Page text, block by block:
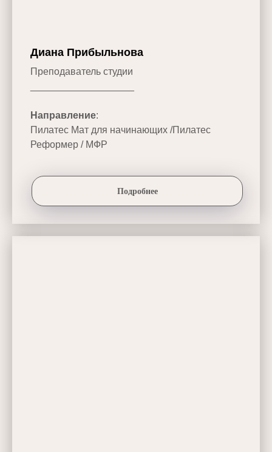
Диана Прибыльнова
Преподаватель студии
Направление:
Пилатес Мат для начинающих /Пилатес
Реформер / МФР
Подробнее